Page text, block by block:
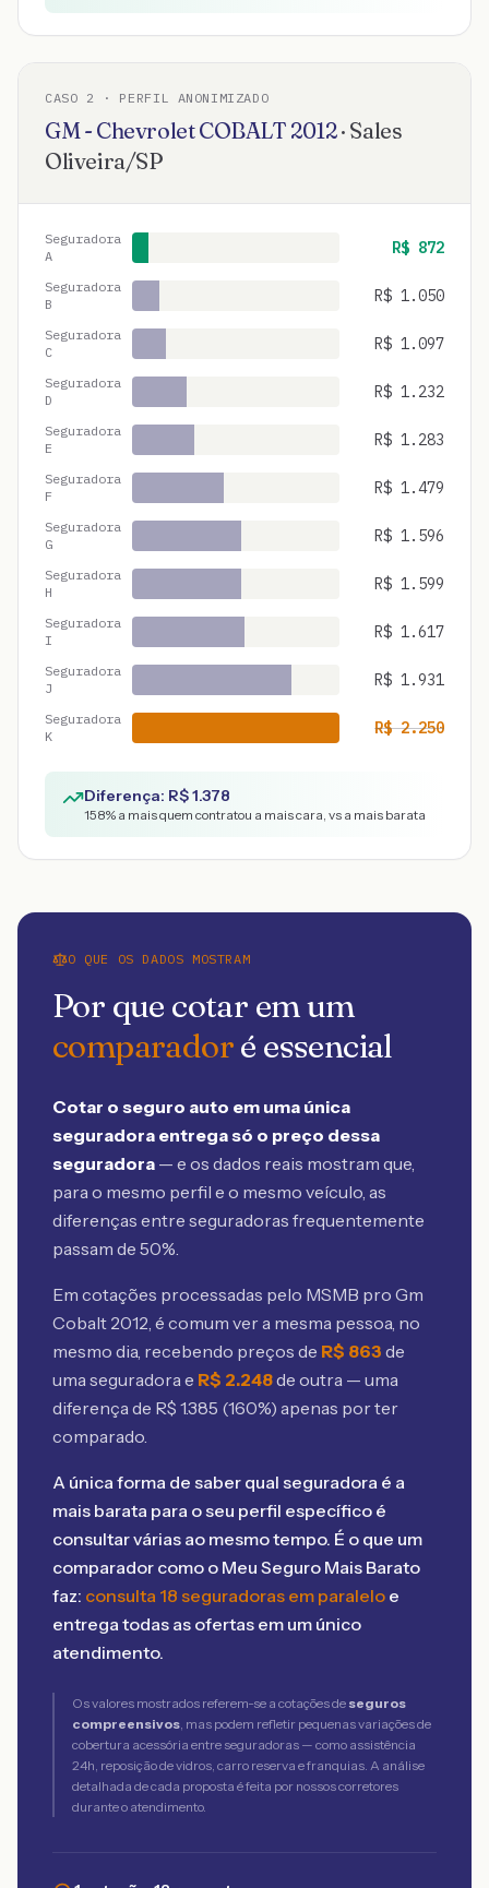
CASO 2 · PERFIL ANONIMIZADO
GM - ChevroletCOBALT 2012· Sales
Oliveira/SP
Seguradora
A
R$ 872
Seguradora
B
R$ 1.050
Seguradora
C
R$ 1.097
Seguradora
D
R$ 1.232
Seguradora
E
R$ 1.283
Seguradora
F
R$ 1.479
Seguradora
G
R$ 1.596
Seguradora
H
R$ 1.599
Seguradora
I
R$ 1.617
Seguradora
J
R$ 1.931
Seguradora
K
R$2.250
Diferença: R$1.378
158% a mais quem contratou a mais cara, vs a mais barata
O QUE OS DADOS MOSTRAM
Por que cotar em um
comparadoré essencial
Cotar o seguro auto em uma única
seguradora entrega só o preço dessa
seguradora — e os dados reais mostram que,
para o mesmo perfil e o mesmo veículo, as
diferenças entre seguradoras frequentemente
passam de 50%.
Em cotações processadas pelo MSMB pro Gm
Cobalt 2012, é comum ver a mesma pessoa, no
mesmo dia, recebendo preços de R$ 863 de
uma seguradora e R$ 2.248de outra — uma
diferença de R$ 1.385 (160%) apenas por ter
comparado.
A única forma de saber qual seguradora é a
mais barata para o seu perfil específico é
consultar várias ao mesmo tempo. É o que um
comparador como o Meu Seguro Mais Barato
faz: consulta 18 seguradoras em paralelo e
entrega todas as ofertas em um único
atendimento.
Os valores mostrados referem-se a cotações de seguros
compreensivos, mas podem refletir pequenas variações de
cobertura acessória entre seguradoras — como assistência
24h, reposição de vidros, carro reserva e franquias. A análise
detalhada de cada proposta é feita por nossos corretores
durante o atendimento.